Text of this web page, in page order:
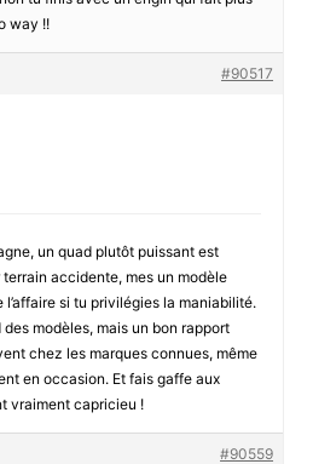
way !!
#90517
un quad plutôt puissant est
accidente, mes un modèle
si tu privilégies la maniabilité.
modèles, mais un bon rapport
chez les marques connues, même
en occasion. Et fais gaffe aux
vraiment capricieu !
#90559